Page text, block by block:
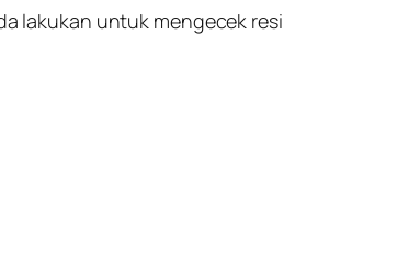
lakukan untuk mengecek resi